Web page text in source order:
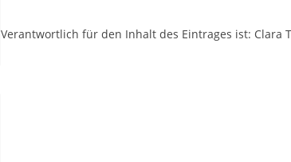
Verantwortlich für den Inhalt des Eintrages ist: Clara